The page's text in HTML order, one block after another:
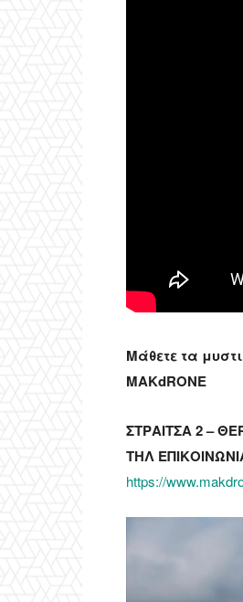
Μάθετε τα
MAKdRONE
ΣΤΡΑΙΤΣΑ 2 –
ΤΗΛ
https://